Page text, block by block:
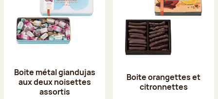
Boite métal giandujas
aux deux noisettes
assortis
Boite orangettes et
citronnettes